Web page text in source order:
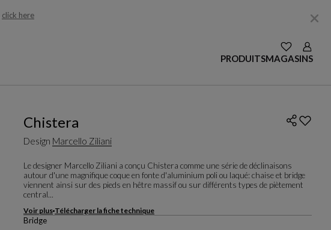
click here
VOIR LES
Login
PRODUITSMAGASINS
Chistera
Design Marcello Ziliani
Le designer Marcello Ziliani a conçu Chistera comme une série de déclinaisons
autour d'une magnifique coque en fonte d'aluminium poli ou laqué: chaise et bridge
viennent ainsi sur des pieds en hêtre massif ou sur différents types de piètement
central...
Voir plus Télécharger la fiche technique
Bridge